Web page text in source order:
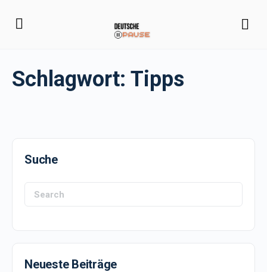
Schlagwort: Tipps
Suche
Search
for:
Neueste Beiträge